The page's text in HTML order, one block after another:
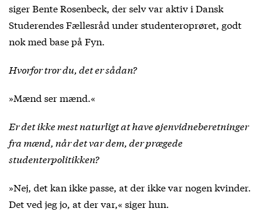
siger Bente Rosenbeck, der selv var aktiv i Dansk
Studerendes Fællesråd under studenteroprøret, godt
nok med base på Fyn.
Hvorfor tror du, det er sådan?
»Mænd ser mænd.«
Er det ikke mest naturligt at have øjenvidneberetninger
fra mænd, når det var dem, der prægede
studenterpolitikken?
»Nej, det kan ikke passe, at der ikke var nogen kvinder.
Det ved jeg jo, at der var,« siger hun.